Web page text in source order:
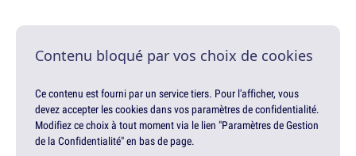
Contenu bloqué par vos choix de cookies
Ce contenu est fourni par un service tiers. Pour l'afficher, vous
devez accepter les cookies dans vos paramètres de confidentialité.
Modifiez ce choix à tout moment via le lien "Paramètres de Gestion
de la Confidentialité" en bas de page.